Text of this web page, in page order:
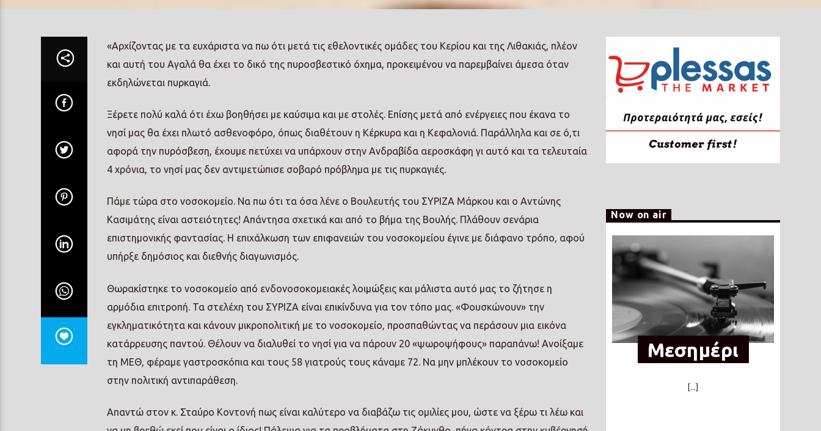
«Αρχίζοντας με τα ευχάριστα να πω ότι μετά τις εθελοντικές ομάδες του Κερίου και της Λιθακιάς, πλέον
και αυτή του Αγαλά θα έχει το δικό της πυροσβεστικό όχημα, προκειμένου να παρεμβαίνει άμεσα όταν
εκδηλώνεται πυρκαγιά.
Ξέρετε πολύ καλά ότι έχω βοηθήσει με καύσιμα και με στολές. Επίσης μετά από ενέργειες που έκανα το
νησί μας θα έχει πλωτό ασθενοφόρο, όπως διαθέτουν η Κέρκυρα και η Κεφαλονιά. Παράλληλα και σε ό,τι
αφορά την πυρόσβεση, έχουμε πετύχει να υπάρχουν στην Ανδραβίδα αεροσκάφη γι αυτό και τα τελευταία
4 χρόνια, το νησί μας δεν αντιμετώπισε σοβαρό πρόβλημα με τις πυρκαγιές.
Πάμε τώρα στο νοσοκομείο. Να πω ότι τα όσα λένε ο Βουλευτής του ΣΥΡΙΖΑ Μάρκου και ο Αντώνης
Κασιμάτης είναι αστειότητες! Απάντησα σχετικά και από το βήμα της Βουλής. Πλάθουν σενάρια
επιστημονικής φαντασίας. Η επιχάλκωση των επιφανειών του νοσοκομείου έγινε με διάφανο τρόπο, αφού
υπήρξε δημόσιος και διεθνής διαγωνισμός.
Θωρακίστηκε το νοσοκομείο από ενδονοσοκομειακές λοιμώξεις και μάλιστα αυτό μας το ζήτησε η
αρμόδια επιτροπή. Τα στελέχη του ΣΥΡΙΖΑ είναι επικίνδυνα για τον τόπο μας. «Φουσκώνουν» την
εγκληματικότητα και κάνουν μικροπολιτική με το νοσοκομείο, προσπαθώντας να περάσουν μια εικόνα
κατάρρευσης παντού. Θέλουν να διαλυθεί το νησί για να πάρουν 20 «ψωροψήφους» παραπάνω! Ανοίξαμε
τη ΜΕΘ, φέραμε γαστροσκόπια και τους 58 γιατρούς τους κάναμε 72. Να μην μπλέκουν το νοσοκομείο
στην πολιτική αντιπαράθεση.
Απαντώ στον κ. Σταύρο Κοντονή πως είναι καλύτερο να διαβάζω τις ομιλίες μου, ώστε να ξέρω τι λέω και
Now on air
Μεσημέρι
[...]